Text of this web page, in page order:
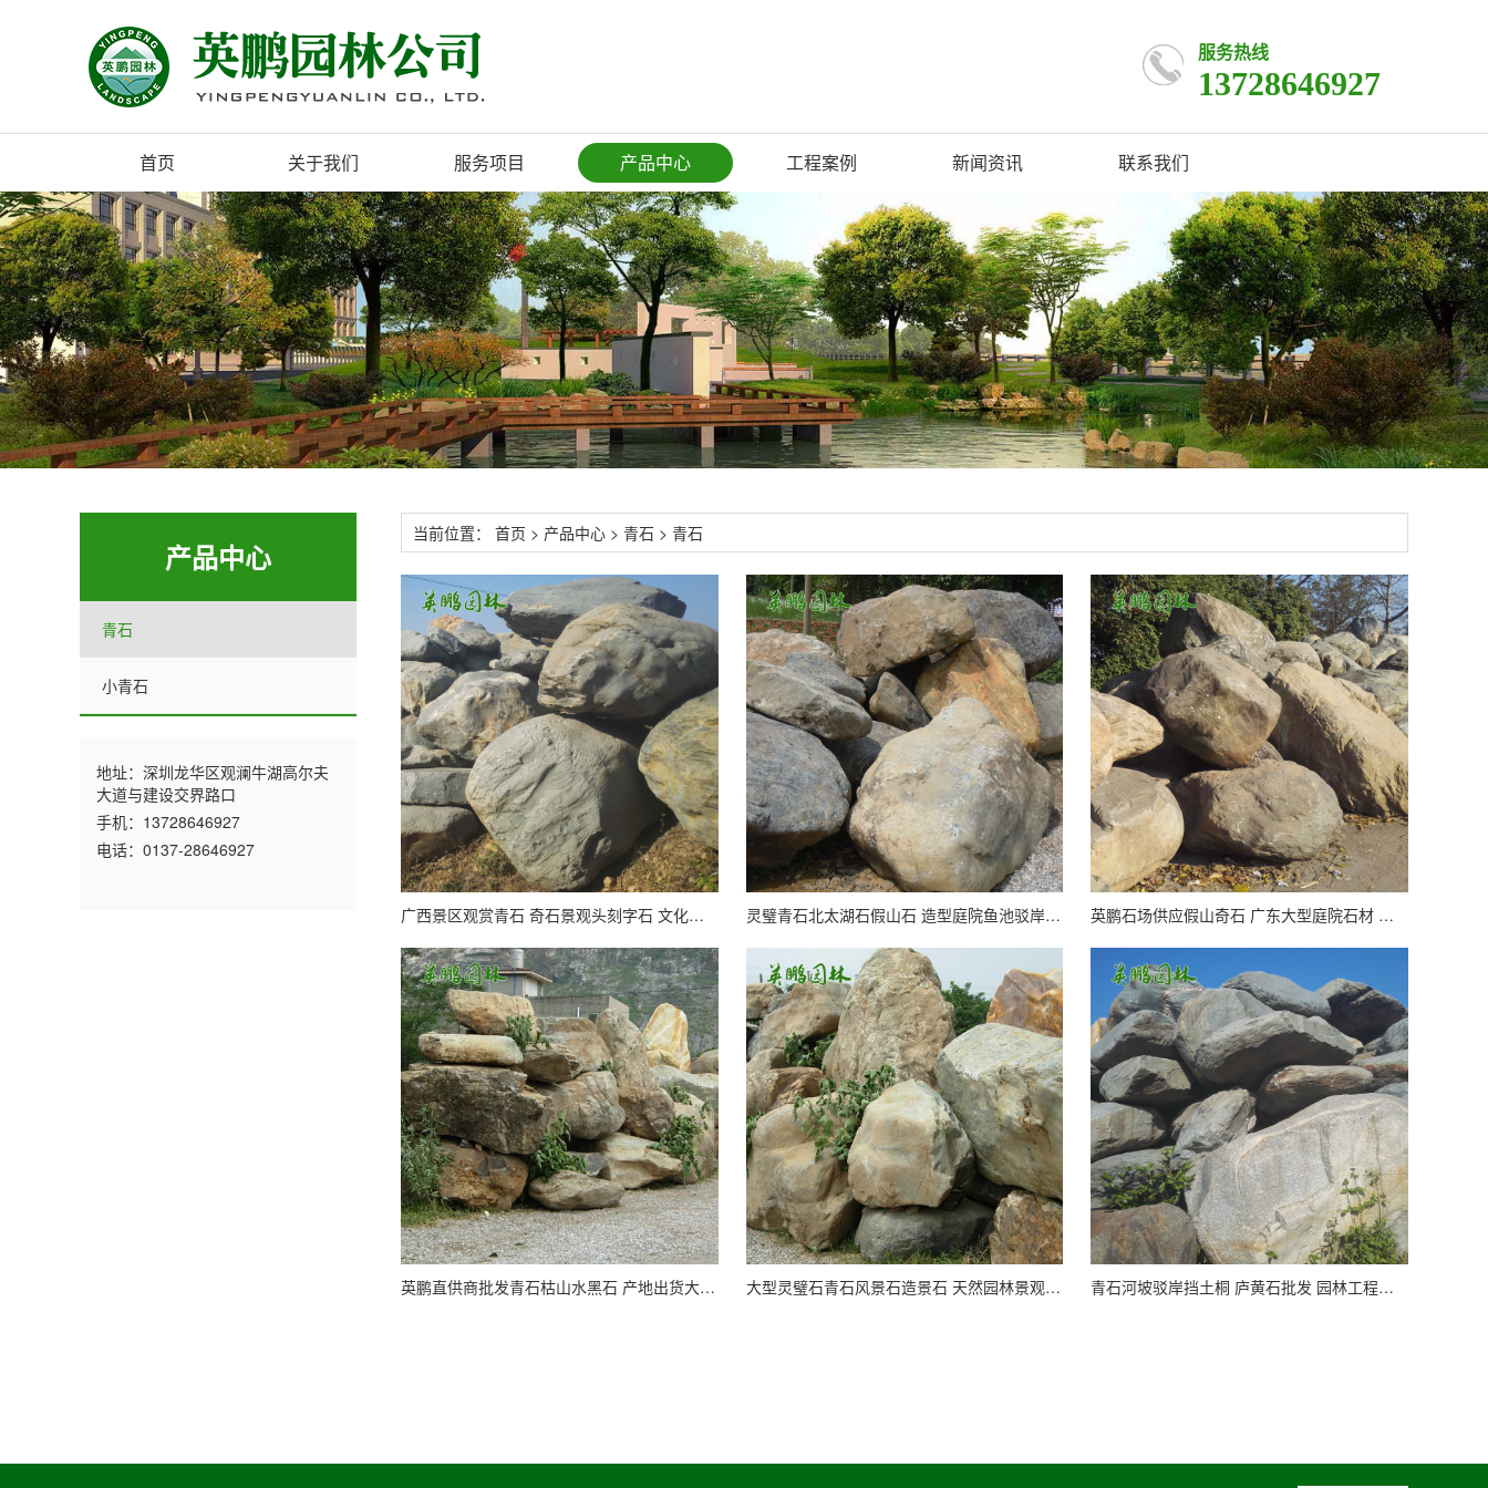
服务热线
13728646927
首页 关于我们 服务项目 产品中心 工程案例 新闻资讯 联系我们
产品中心
青石
小青石
地址：深圳龙华区观澜牛湖高尔夫
大道与建设交界路口
手机：13728646927
电话：0137-28646927
当前位置： 首页 > 产品中心 > 青石 > 青石
广西景区观赏青石 奇石景观头刻字石 文化石户外草坪摆放石 灵璧青石北太湖石假山石 造型庭院鱼池驳岸水景奇石置石 英鹏石场供应假山奇石 广东大型庭院石材 园林景观石青石
英鹏直供商批发青石枯山水黑石 产地出货大型青花石加工厂家 大型灵璧石青石风景石造景石 天然园林景观石厂家 青石河坡驳岸挡土桐 庐黄石批发 园林工程景观用大青石假山施工